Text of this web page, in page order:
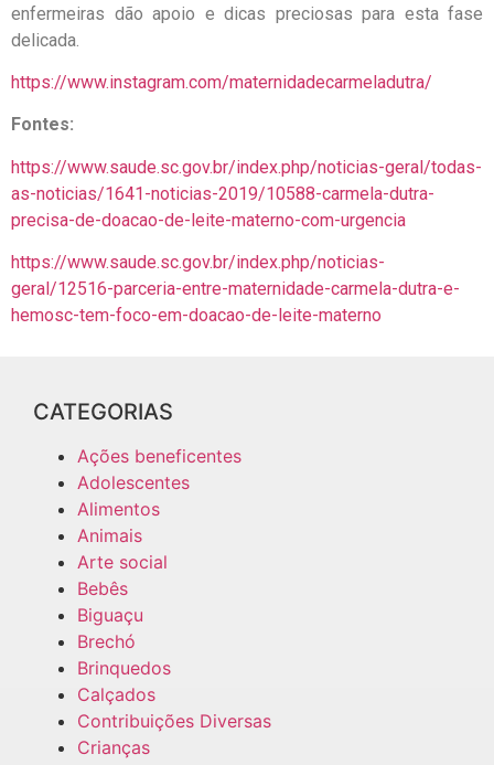
enfermeiras dão apoio e dicas preciosas para esta fase
delicada.
https://www.instagram.com/maternidadecarmeladutra/
Fontes:
https://www.saude.sc.gov.br/index.php/noticias-geral/todas-
as-noticias/1641-noticias-2019/10588-carmela-dutra-
precisa-de-doacao-de-leite-materno-com-urgencia
https://www.saude.sc.gov.br/index.php/noticias-
geral/12516-parceria-entre-maternidade-carmela-dutra-e-
hemosc-tem-foco-em-doacao-de-leite-materno
CATEGORIAS
Ações beneficentes
Adolescentes
Alimentos
Animais
Arte social
Bebês
Biguaçu
Brechó
Brinquedos
Calçados
Contribuições Diversas
Crianças